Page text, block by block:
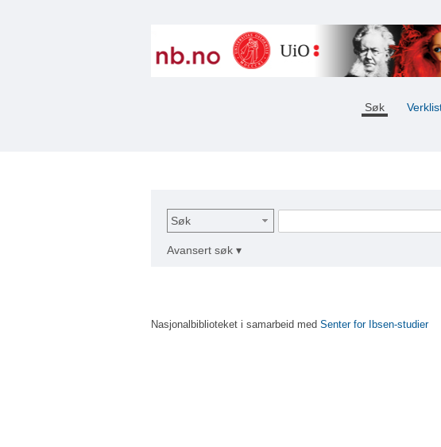
Søk
Søk
Avansert søk ▾
Nasjonalbiblioteket i samarbeid med Senter for Ibsen-studier